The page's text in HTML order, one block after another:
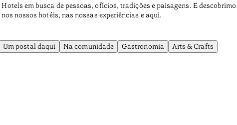
em busca de pessoas, ofícios, tradições e paisagens. E
nossos hotéis, nas nossas experiências e aqui.
Um postal daqui Na comunidade Gastronomia Arts & Crafts